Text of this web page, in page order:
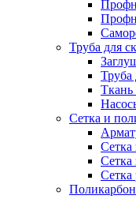
Труба для
Труба
Ткань
Сетка и
Сетка
Сетка
Сетка